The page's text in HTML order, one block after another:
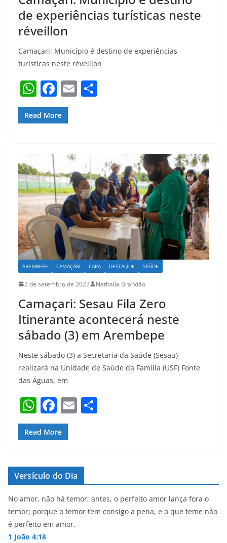
de experiências turísticas neste
réveillon
Camaçari: Município é destino de experiências
turísticas neste réveillon
W
h
at
A
p
p
F
a
c
o
o
k
E
Read More
AREMBEPE CAMAÇARI CAPA DESTAQUE SAÚDE
2 de setembro de 2022 Nathalia Brandão
Camaçari: Sesau Fila Zero
Itinerante acontecerá neste
sábado (3) em Arembepe
Neste sábado (3) a Secretaria da Saúde (Sesau)
realizará na Unidade de Saúde da Família (USF) Fonte
das Águas, em
W
h
at
A
p
p
F
a
c
b
o
o
k
E
Read More
Versículo do Dia
No amor, não há temor; antes, o perfeito amor lança fora o
temor; porque o temor tem consigo a pena, e o que teme não
é perfeito em amor.
1 João 4:18